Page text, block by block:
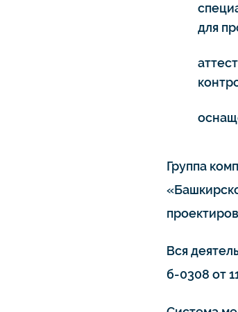
для
Группа
Вся
б-0308 от